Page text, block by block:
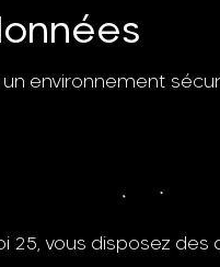
environnement
25, vous disposez des